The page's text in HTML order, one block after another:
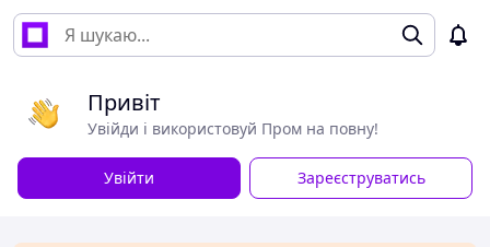
Привіт
Увійди і використовуй Пром на повну!
Увійти Зареєструватись